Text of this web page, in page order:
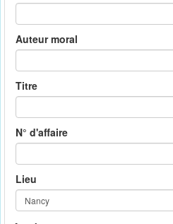
Auteur moral
Titre
N° d'affaire
Lieu